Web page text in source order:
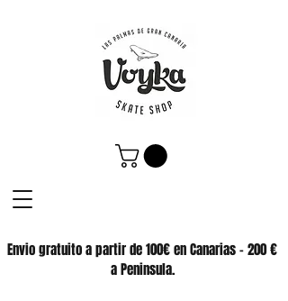
Envio gratuito a partir de 100€ en Canarias - 200 €
a Peninsula.